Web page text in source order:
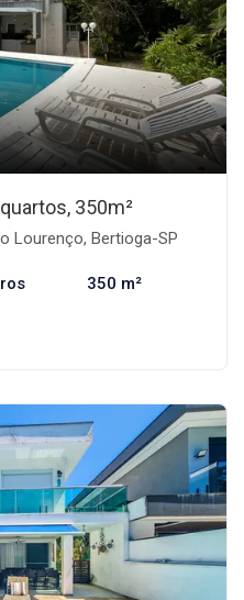
350m²
Lourenço, Bertioga-SP
350 m²